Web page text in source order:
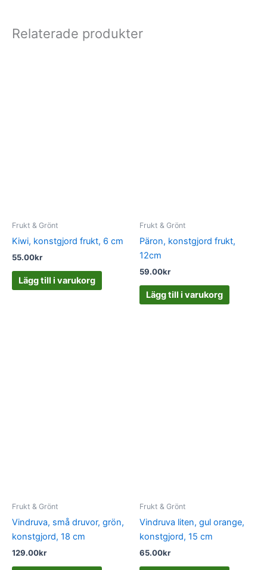
Relaterade produkter
Frukt & Grönt
Kiwi, konstgjord frukt, 6 cm
55.00kr
Lägg till i varukorg
Frukt & Grönt
Päron, konstgjord frukt,
12cm
59.00kr
Lägg till i varukorg
Frukt & Grönt
Vindruva, små druvor, grön,
konstgjord, 18 cm
129.00kr
Frukt & Grönt
Vindruva liten, gul orange,
konstgjord, 15 cm
65.00kr